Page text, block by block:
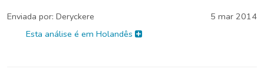
Enviada por: Deryckere
5 mar 2014
Esta análise é em Holandês